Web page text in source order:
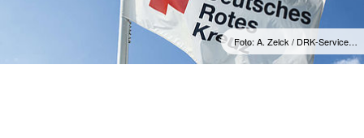
Foto: A. Zelck / DRK-Service…